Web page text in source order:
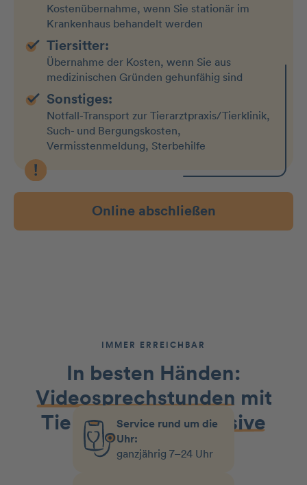
Kostenübernahme, wenn Sie stationär im
Krankenhaus behandelt werden
Tiersitter:
Übernahme der Kosten, wenn Sie aus
medizinischen Gründen gehunfähig sind
Sonstiges:
Notfall-Transport zur Tierarztpraxis/Tierklinik,
Such- und Bergungskosten,
Vermisstenmeldung, Sterbehilfe
Online abschließen
IMMER ERREICHBAR
In besten Händen:
Videosprechstunden mit
Tierärzt:innen inklusive
Service rund um die
Uhr:
ganzjährig 7–24 Uhr